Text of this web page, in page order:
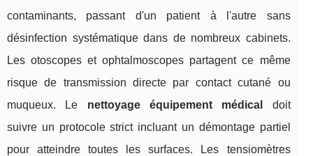
contaminants, passant d'un patient à l'autre sans
désinfection systématique dans de nombreux cabinets.
Les otoscopes et ophtalmoscopes partagent ce même
risque de transmission directe par contact cutané ou
muqueux. Le nettoyage équipement médical
doit
suivre un protocole strict incluant un démontage partiel
pour atteindre toutes les surfaces. Les tensiomètres